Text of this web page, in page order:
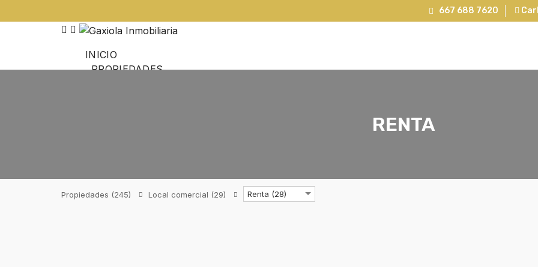
667 688 7620
INICIO
PROPIEDADES
RENTA
Propiedades (245) Local comercial (29) Renta (28)